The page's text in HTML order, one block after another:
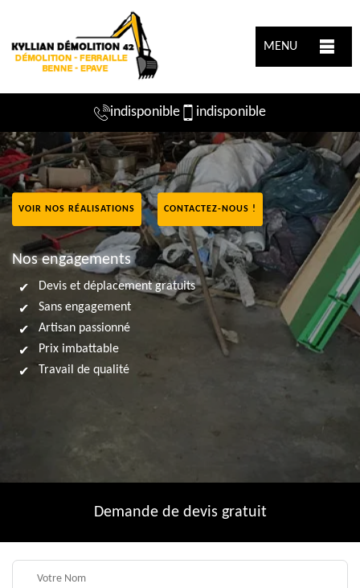
MENU
indisponible indisponible
VOIR NOS RÉALISATIONS CONTACTEZ-NOUS !
Nos engagements
Devis et déplacement gratuits
Sans engagement
Artisan passionné
Prix imbattable
Travail de qualité
Demande de devis gratuit